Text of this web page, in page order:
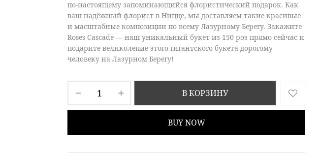
по-настоящему запоминающийся флористический подарок. Как
ваш надёжный флорист в Ницце, мы доставляем такие красивые
и масштабные композиции по всему Лазурному Берегу. Закажите
Roses Cascade — наш уникальныйбукет из 150 роз прямо сейчас и
подарите великолепие этого гигантского букета дорогому
человеку на Лазурном Берегу!
В КОРЗИНУ
BUY NOW